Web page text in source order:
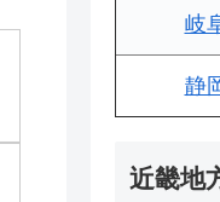
岐
静
近畿地